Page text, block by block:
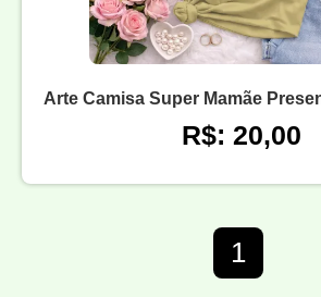
Arte Camisa Super Mamãe
R$: 20,00
1